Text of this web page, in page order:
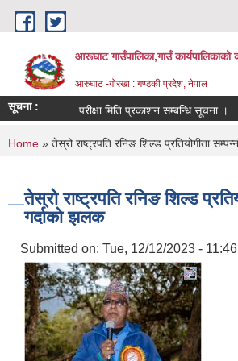
Skip to main content
आरूघाट गाउँपालिका,गाउँ कार्यपालिकाको
आरुघाट -गोरखा : गण्डकी प्रदेश, नेपाल
सूचना : परीक्षा मिति प्रकाशन सम्बन्धि सूचना ।
You are here
Home » तेस्रो राष्ट्रपति रनिङ शिल्ड प्रतियोगीता
तेस्रो राष्ट्रपति रनिङ शिल्ड
गर्दाको झलक
Submitted on: Tue, 12/12/2023 - 11:46